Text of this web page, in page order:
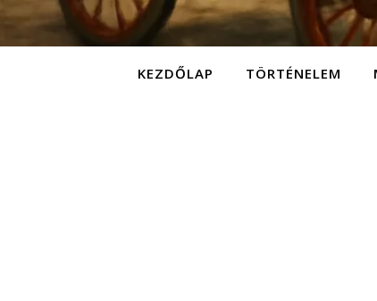
KEZDŐLAP TÖRTÉNELEM